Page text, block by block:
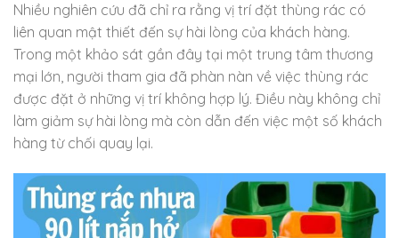
Nhiều nghiên cứu đã chỉ ra rằng vị trí đặt thùng rác có
liên quan mật thiết đến sự hài lòng của khách hàng.
Trong một khảo sát gần đây tại một trung tâm thương
mại lớn, người tham gia đã phàn nàn về việc thùng rác
được đặt ở những vị trí không hợp lý. Điều này không chỉ
làm giảm sự hài lòng mà còn dẫn đến việc một số khách
hàng từ chối quay lại.